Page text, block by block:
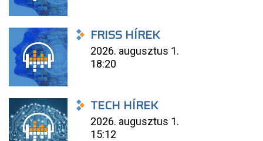
FRISS HÍREK
2026. augusztus 1.
18:20
TECH HÍREK
2026. augusztus 1.
15:12